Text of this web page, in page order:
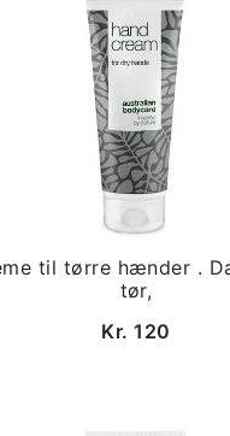
til tørre hænder .
tør,
Kr. 120